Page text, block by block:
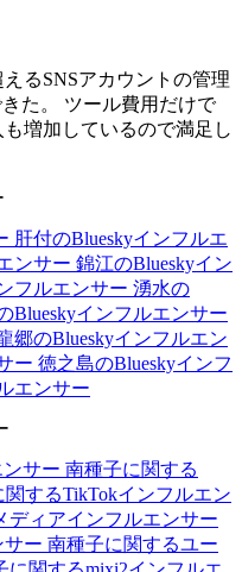
るSNSアカウントの管理
た。 ツール費用だけで
増加しているので満足し
肝付のBlueskyインフルエ
ンサー 錦江のBlueskyイン
フルエンサー 湧水の
Blueskyインフルエンサー
郷のBlueskyインフルエン
ー 徳之島のBlueskyインフ
エンサー
サー 南種子に関する
関するTikTokインフルエン
ディアインフルエンサー
ー 南種子に関するユー